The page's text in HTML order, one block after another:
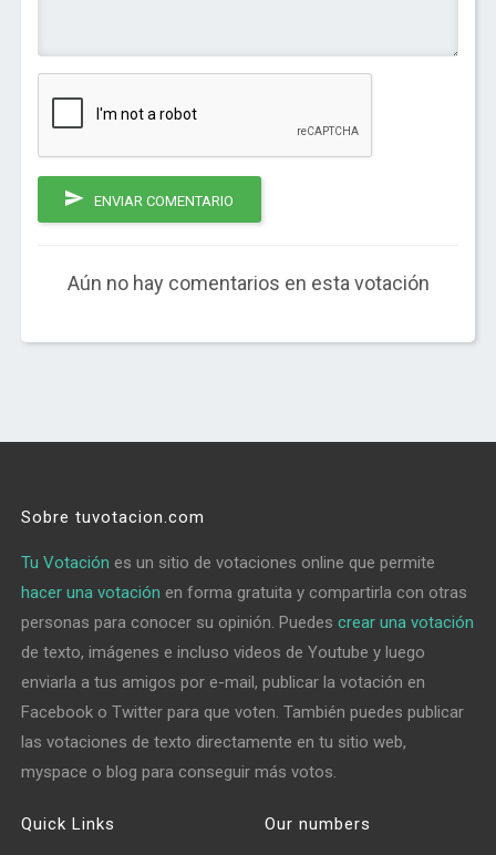
ENVIAR COMENTARIO
Aún no hay comentarios en esta votación
Sobre tuvotacion.com
Tu Votación es un sitio de votaciones online que permite
hacer una votación en forma gratuita y compartirla con otras
personas para conocer su opinión. Puedescrear una votación
de texto, imágenes e incluso videos de Youtube y luego
enviarla a tus amigos por e-mail, publicar la votación en
Facebook o Twitter para que voten. También puedes publicar
las votaciones de texto directamente en tu sitio web,
myspace o blog para conseguir más votos.
Quick Links Our numbers